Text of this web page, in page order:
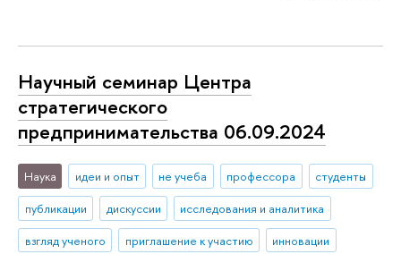
Научный семинар Центра
стратегического
предпринимательства 06.09.2024
Наука идеи и опыт не учеба профессора
студенты
публикации
дискуссии
исследования и аналитика
взгляд ученого
приглашение к участию
инновации